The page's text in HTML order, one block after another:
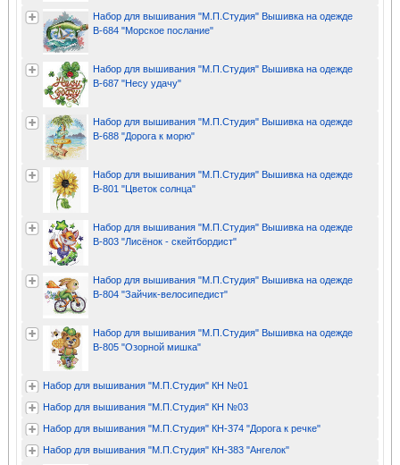
Набор для вышивания "М.П.Студия" Вышивка на одежде
В-684 "Морское послание"
Набор для вышивания "М.П.Студия" Вышивка на одежде
В-687 "Несу удачу"
Набор для вышивания "М.П.Студия" Вышивка на одежде
В-688 "Дорога к морю"
Набор для вышивания "М.П.Студия" Вышивка на одежде
В-801 "Цветок солнца"
Набор для вышивания "М.П.Студия" Вышивка на одежде
В-803 "Лисёнок - скейтбордист"
Набор для вышивания "М.П.Студия" Вышивка на одежде
В-804 "Зайчик-велосипедист"
Набор для вышивания "М.П.Студия" Вышивка на одежде
В-805 "Озорной мишка"
Набор для вышивания "М.П.Студия" КН №01
Набор для вышивания "М.П.Студия" КН №03
Набор для вышивания "М.П.Студия" КН-374 "Дорога к речке"
Набор для вышивания "М.П.Студия" КН-383 "Ангелок"